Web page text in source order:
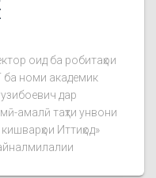
оид ба робитаҳои
ба номи академик
дар
амалӣ таҳти унвони
Иттиҳод»